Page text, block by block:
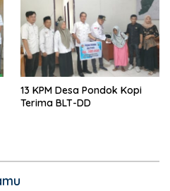
13 KPM Desa Pondok Kopi
Terima BLT-DD